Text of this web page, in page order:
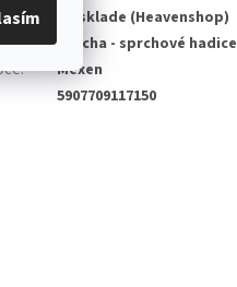
:
Na sklade (Heavenshop)
Sprcha - sprchové hadice
:
Mexen
5907709117150